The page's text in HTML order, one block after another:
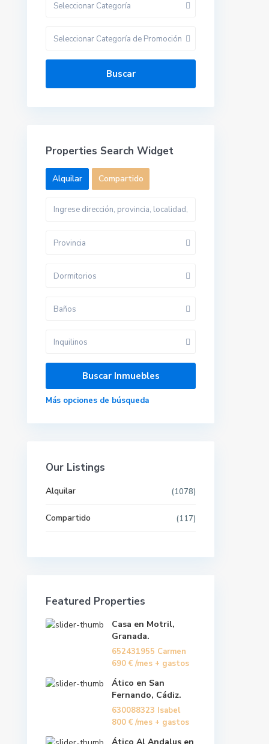
Seleccionar Categoría
Seleccionar Categoría de Promoción
Buscar
Properties Search Widget
Alquilar Compartido
Provincia
Dormitorios
Baños
Inquilinos
Más opciones de búsqueda
Our Listings
Alquilar (1078)
Compartido (117)
Featured Properties
Casa en Motril,
Granada.
652431955 Carmen
690 € /mes + gastos
Ático en San
Fernando, Cádiz.
630088323 Isabel
800 € /mes + gastos
Alquiler Docente
Redes sociales:
630088323 Isabel800 €
+ gastos
Ático Al Andalus en Vera,
Almería.
620278940 Ana María